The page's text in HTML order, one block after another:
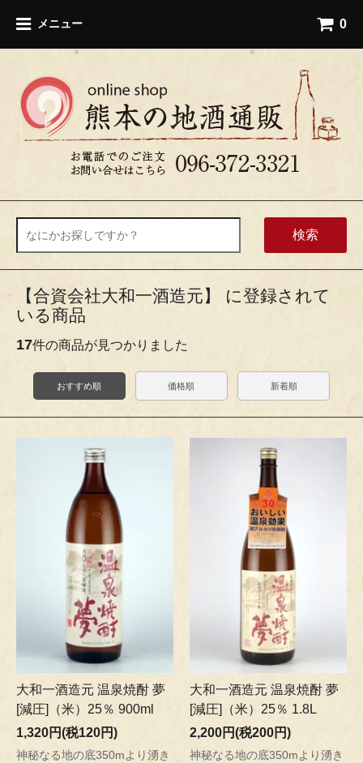
メニュー 0
検索
【合資会社大和一酒造元】 に登録されて
いる商品
17件の商品が見つかりました
おすすめ順 価格順 新着順
大和一酒造元 温泉焼酎 夢
[減圧]（米）25％ 900ml
1,320円(税120円)
神秘なる地の底350mより湧き
大和一酒造元 温泉焼酎 夢
[減圧]（米）25％ 1.8L
2,200円(税200円)
神秘なる地の底350mより湧き